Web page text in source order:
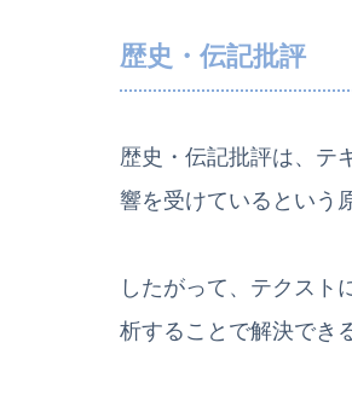
歴史・伝記批評
歴史・伝記批評は、テ
響を受けているという
したがって、テクスト
析することで解決でき